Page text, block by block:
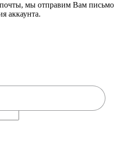
почты, мы отправим Вам письмо
аккаунта.